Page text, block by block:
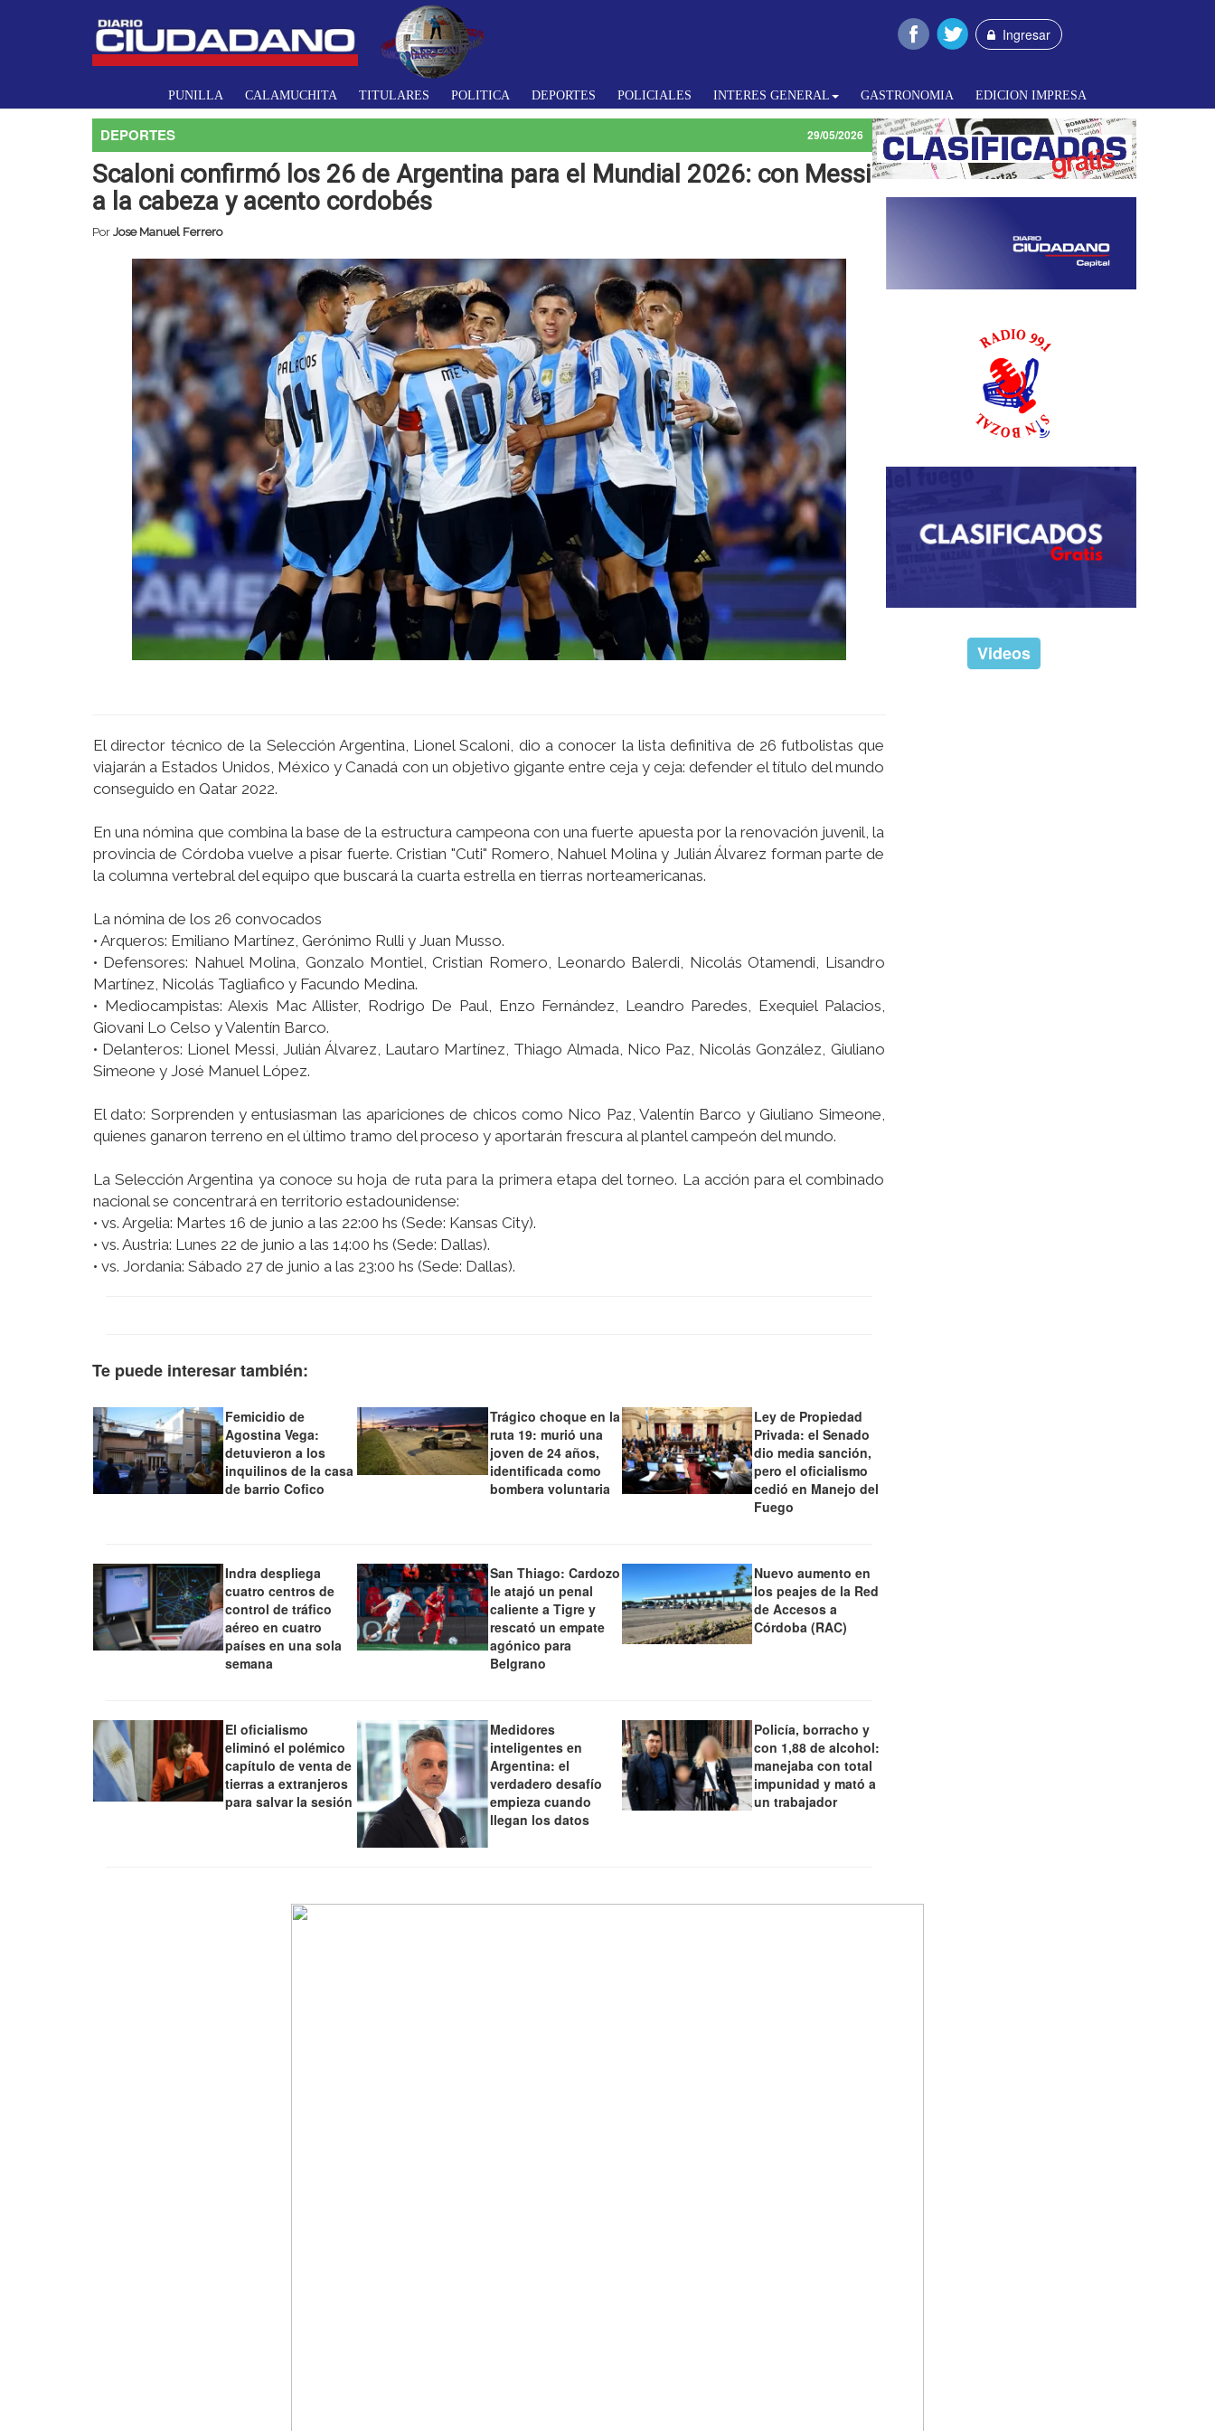
Ingresar
PUNILLA CALAMUCHITA TITULARES POLITICA DEPORTES POLICIALES INTERES GENERAL GASTRONOMIA EDICION IMPRESA
DEPORTES 29/05/2026
Scaloni confirmó los 26 de Argentina para el Mundial 2026: con Messi
a la cabeza y acento cordobés
Por Jose Manuel Ferrero
El director técnico de la Selección Argentina, Lionel Scaloni, dio a conocer la lista definitiva de 26 futbolistas que
viajarán a Estados Unidos, México y Canadá con un objetivo gigante entre ceja y ceja: defender el título del mundo
conseguido en Qatar 2022.
En una nómina que combina la base de la estructura campeona con una fuerte apuesta por la renovación juvenil, la
provincia de Córdoba vuelve a pisar fuerte. Cristian "Cuti" Romero, Nahuel Molina y Julián Álvarez forman parte de
la columna vertebral del equipo que buscará la cuarta estrella en tierras norteamericanas.
La nómina de los 26 convocados
• Arqueros: Emiliano Martínez, Gerónimo Rulli y Juan Musso.
• Defensores: Nahuel Molina, Gonzalo Montiel, Cristian Romero, Leonardo Balerdi, Nicolás Otamendi, Lisandro
Martínez, Nicolás Tagliafico y Facundo Medina.
• Mediocampistas: Alexis Mac Allister, Rodrigo De Paul, Enzo Fernández, Leandro Paredes, Exequiel Palacios,
Giovani Lo Celso y Valentín Barco.
• Delanteros: Lionel Messi, Julián Álvarez, Lautaro Martínez, Thiago Almada, Nico Paz, Nicolás González, Giuliano
Simeone y José Manuel López.
El dato: Sorprenden y entusiasman las apariciones de chicos como Nico Paz, Valentín Barco y Giuliano Simeone,
quienes ganaron terreno en el último tramo del proceso y aportarán frescura al plantel campeón del mundo.
La Selección Argentina ya conoce su hoja de ruta para la primera etapa del torneo. La acción para el combinado
nacional se concentrará en territorio estadounidense:
• vs. Argelia: Martes 16 de junio a las 22:00 hs (Sede: Kansas City).
• vs. Austria: Lunes 22 de junio a las 14:00 hs (Sede: Dallas).
• vs. Jordania: Sábado 27 de junio a las 23:00 hs (Sede: Dallas).
Te puede interesar también:
Femicidio de
Agostina Vega:
detuvieron a los
inquilinos de la casa
de barrio Cofico
Trágico choque en la
ruta 19: murió una
joven de 24 años,
identificada como
bombera voluntaria
Ley de Propiedad
Privada: el Senado
dio media sanción,
pero el oficialismo
cedió en Manejo del
Fuego
Indra despliega
cuatro centros de
control de tráfico
aéreo en cuatro
países en una sola
semana
San Thiago: Cardozo
le atajó un penal
caliente a Tigre y
rescató un empate
agónico para
Belgrano
Nuevo aumento en
los peajes de la Red
de Accesos a
Córdoba (RAC)
El oficialismo
eliminó el polémico
capítulo de venta de
tierras a extranjeros
para salvar la sesión
Medidores
inteligentes en
Argentina: el
verdadero desafío
empieza cuando
llegan los datos
Policía, borracho y
con 1,88 de alcohol:
manejaba con total
impunidad y mató a
un trabajador
Videos